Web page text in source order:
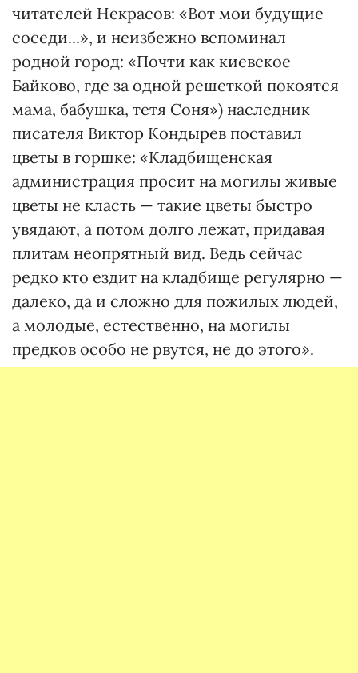
читателей Некрасов: «Вот мои будущие
соседи...», и неизбежно вспоминал
родной город: «Почти как киевское
Байково, где за одной решеткой покоятся
мама, бабушка, тетя Соня») наследник
писателя Виктор Кондырев поставил
цветы в горшке: «Кладбищенская
администрация просит на могилы живые
цветы не класть — такие цветы быстро
увядают, а потом долго лежат, придавая
плитам неопрятный вид. Ведь сейчас
редко кто ездит на кладбище регулярно —
далеко, да и сложно для пожилых людей,
а молодые, естественно, на могилы
предков особо не рвутся, не до этого».